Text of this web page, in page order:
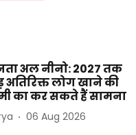
अल नीनो: 2027 तक
अतिरिक्त लोग खाने की
का कर सकते हैं सामना
06 Aug 2026